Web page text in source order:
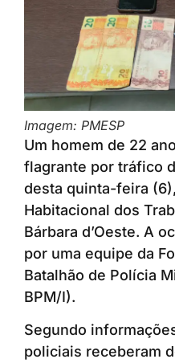
Imagem: PMESP
Um homem de 22
flagrante por tráfico
desta quinta-feira
Habitacional dos
Bárbara d’Oeste. A
por uma equipe da
Batalhão de Polícia
BPM/I).
Segundo
policiais receberam